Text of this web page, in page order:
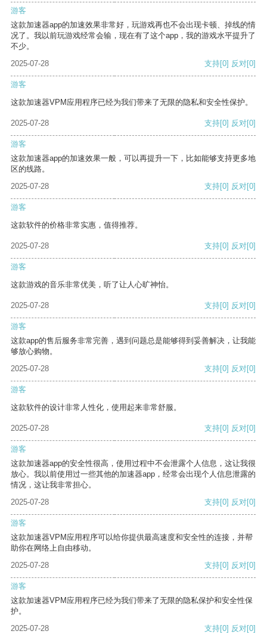
游客
这款加速器app的加速效果非常好，玩游戏再也不会出现卡顿、掉线的情
况了。我以前玩游戏经常会输，现在有了这个app，我的游戏水平提升了
不少。
2025-07-28
支持[0] 反对[0]
游客
这款加速器VPM应用程序已经为我们带来了无限的隐私和安全性保护。
2025-07-28 支持[0] 反对[0]
游客
这款加速器app的加速效果一般，可以再提升一下，比如能够支持更多地
区的线路。
2025-07-28
支持[0] 反对[0]
游客
这款软件的价格非常实惠，值得推荐。
2025-07-28 支持[0] 反对[0]
游客
这款游戏的音乐非常优美，听了让人心旷神怡。
2025-07-28 支持[0] 反对[0]
游客
这款app的售后服务非常完善，遇到问题总是能够得到妥善解决，让我能
够放心购物。
2025-07-28
支持[0] 反对[0]
游客
这款软件的设计非常人性化，使用起来非常舒服。
2025-07-28 支持[0] 反对[0]
游客
这款加速器app的安全性很高，使用过程中不会泄露个人信息，这让我很
放心。我以前使用过一些其他的加速器app，经常会出现个人信息泄露的
情况，这让我非常担心。
2025-07-28
支持[0] 反对[0]
游客
这款加速器VPM应用程序可以给你提供最高速度和安全性的连接，并帮
助你在网络上自由移动。
2025-07-28
支持[0] 反对[0]
游客
这款加速器VPM应用程序已经为我们带来了无限的隐私保护和安全性保
护。
2025-07-28
支持[0] 反对[0]